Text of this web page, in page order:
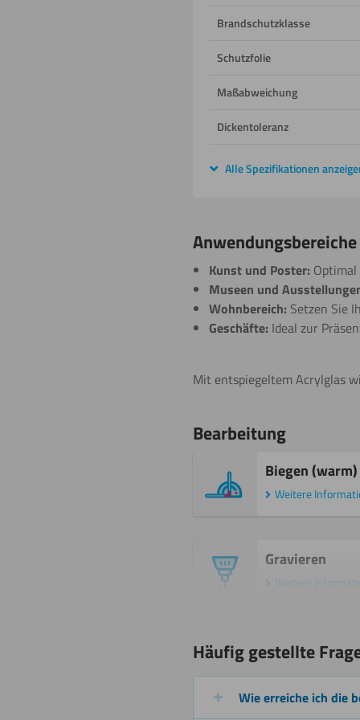
Brandschutzklasse
Schutzfolie
Maßabweichung
Dickentoleranz
Alle Spezifikationen
Kunst und Poster:
Museen und
Wohnbereich: Setzen Sie
Geschäfte: Ideal zur
Mit entspiegeltem Acrylglas
Bearbeitung
Biegen (warm)
Weitere
Gravieren
Weitere
Malen
Häufig gestellte
Wie erreiche ich die